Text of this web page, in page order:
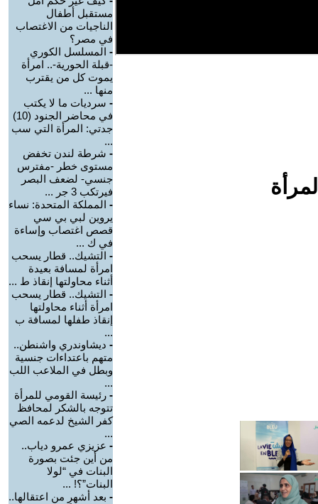
مستقبل أطفال
الناجيات من الاغتصاب
في مصر؟
- المسلسل الكوري
-قبلة الحورية-.. امرأة
يموت كل من يقترب
منها ...
- سرديات ما لا يكتب
في محاضر الجنود (10)
جدتي: المرأة التي سب
...
- شرطة لندن تخفض
مستوى خطر -مفترس
جنسي- لضعف البصر
فيرتكب 3 جر ...
- المملكة المتحدة: نساء
يروين لبي بي سي
قصص اغتصاب وإساءة
في ك ...
- التشيك.. قطار يسحب
امرأة لمسافة بعيدة
أثناء محاولتها إنقاذ ط ...
- التشيك.. قطار يسحب
امرأة أثناء محاولتها
إنقاذ طفلها لمسافة ب
...
- ديشاوندري واشنطن..
متهم باعتداءات جنسية
وبطل في الملاعب اللب
...
- رئيسة القومي للمرأة
تتوجه بالشكر لمحافظ
كفر الشيخ لدعمه الصي
...
- عزيزي عمرو دياب..
من أين جئت بصورة
البنات في “لولا
البنات”؟! ...
- بعد أشهرٍ من اعتقالها..